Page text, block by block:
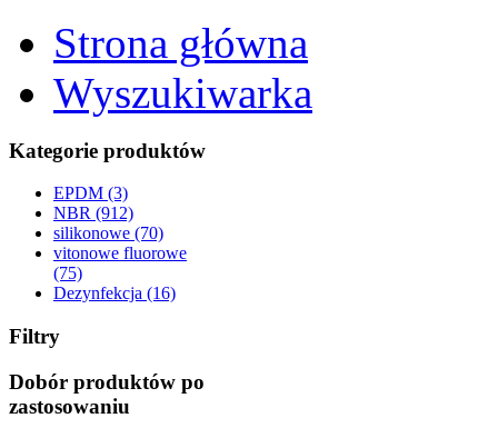
Strona główna
Wyszukiwarka
Kategorie produktów
EPDM (3)
NBR (912)
silikonowe (70)
vitonowe fluorowe
(75)
Dezynfekcja (16)
Filtry
Dobór produktów po
zastosowaniu